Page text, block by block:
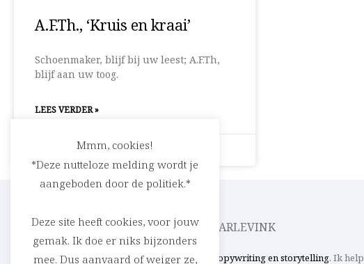
A.F.Th., ‘Kruis en kraai’
Schoenmaker, blijf bij uw leest; A.F.Th,
blijf aan uw toog.
LEES VERDER »
9 februari 2009 Geen reacties
CEDRIC RASKIN
Verhalen in woord en beeld. Uit ’t Stad,
PARLEVINK
Copywriting en storytelling. Ik help
Mmm, cookies!
*Deze nutteloze melding wordt je
aangeboden door de politiek.*
Deze site heeft cookies, voor jouw
gemak. Ik doe er niks bijzonders
mee. Dus aanvaard of weiger ze,